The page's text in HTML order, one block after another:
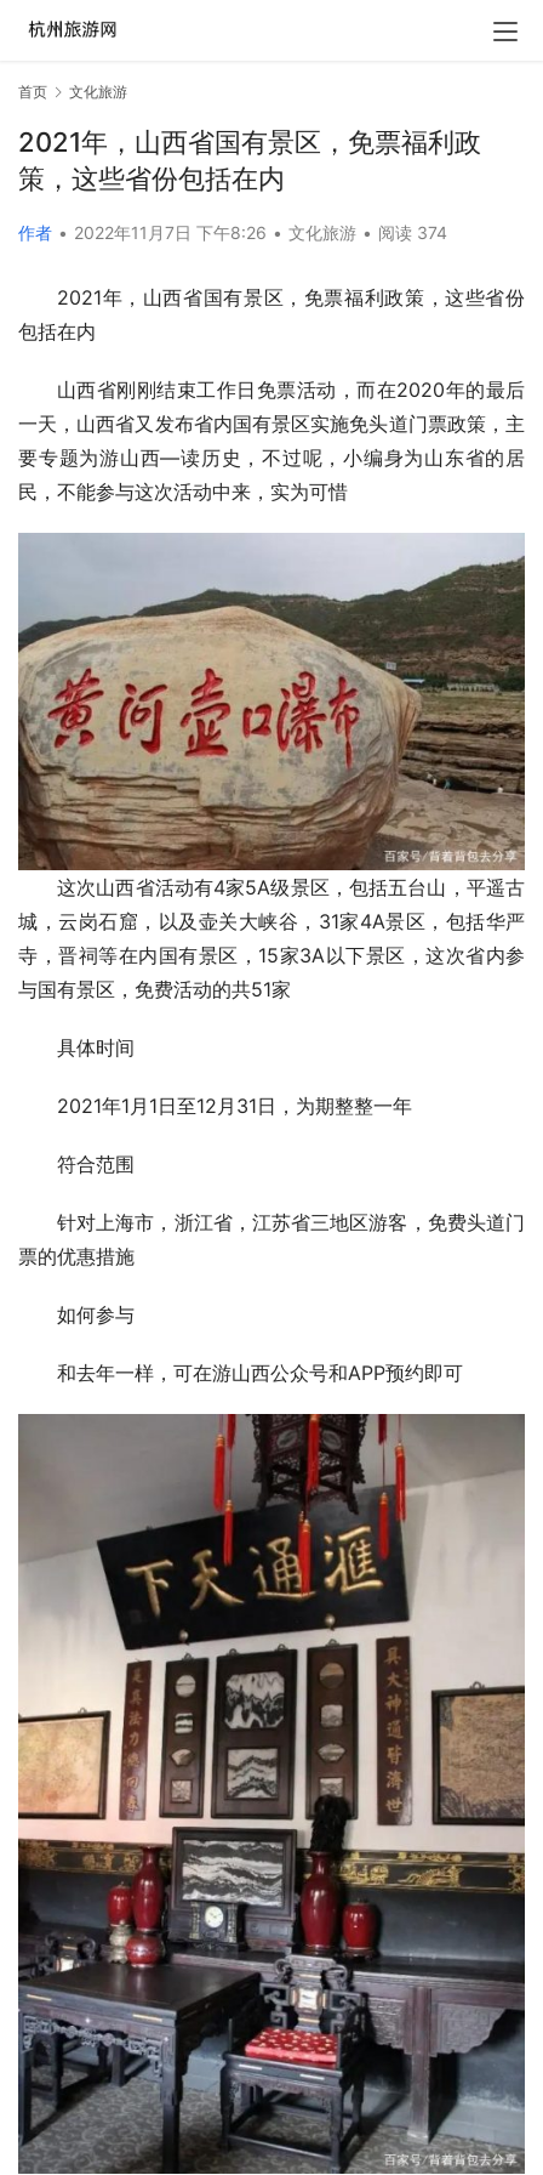
首页 文化旅游
2021年，山西省国有景区，免票福利政
策，这些省份包括在内
作者 • 2022年11月7日 下午8:26 • 文化旅游 • 阅读 374
2021年，山西省国有景区，免票福利政策，这些省份
包括在内
山西省刚刚结束工作日免票活动，而在2020年的最后
一天，山西省又发布省内国有景区实施免头道门票政策，主
要专题为游山西—读历史，不过呢，小编身为山东省的居
民，不能参与这次活动中来，实为可惜
这次山西省活动有4家5A级景区，包括五台山，平遥古
城，云岗石窟，以及壶关大峡谷，31家4A景区，包括华严
寺，晋祠等在内国有景区，15家3A以下景区，这次省内参
与国有景区，免费活动的共51家
具体时间
2021年1月1日至12月31日，为期整整一年
符合范围
针对上海市，浙江省，江苏省三地区游客，免费头道门
票的优惠措施
如何参与
和去年一样，可在游山西公众号和APP预约即可